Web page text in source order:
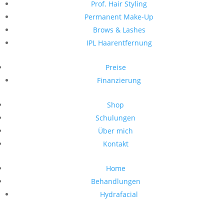
Prof. Hair Styling
Permanent Make-Up
Brows & Lashes
IPL Haarentfernung
Preise
Finanzierung
Shop
Schulungen
Über mich
Kontakt
Home
Behandlungen
Hydrafacial